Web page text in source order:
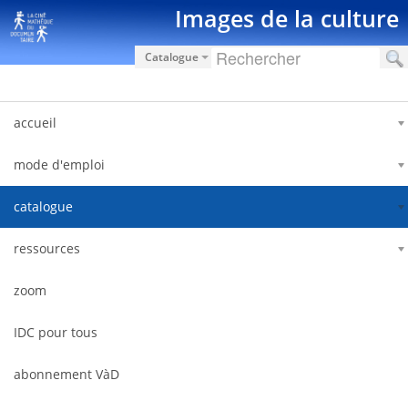
跳转到内容 Images de la culture
Catalogue
accueil
mode d'emploi
catalogue
ressources
zoom
IDC pour tous
abonnement VàD